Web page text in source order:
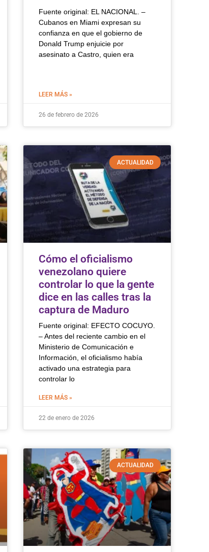
Fuente original: EL NACIONAL. –
Cubanos en Miami expresan su
confianza en que el gobierno de
Donald Trump enjuicie por
asesinato a Castro, quien era
LEER MÁS »
26 de febrero de 2026
ACTUALIDAD
Cómo el oficialismo
venezolano quiere
controlar lo que la gente
dice en las calles tras la
captura de Maduro
Fuente original: EFECTO COCUYO.
– Antes del reciente cambio en el
Ministerio de Comunicación e
Información, el oficialismo había
activado una estrategia para
controlar lo
LEER MÁS »
22 de enero de 2026
ACTUALIDAD